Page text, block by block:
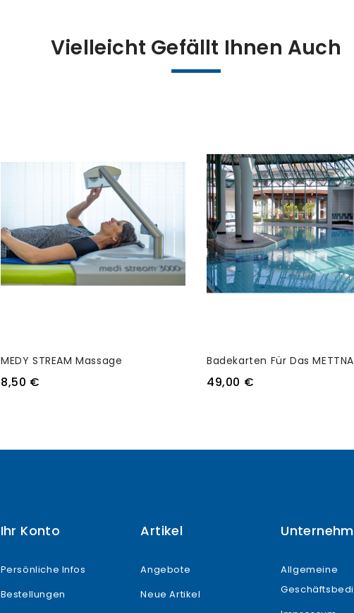
Vielleicht Gefällt Ihnen Auch
MEDY STREAM Massage
8,50 € 49,00 €
Ihr Konto
Persönliche Infos
Bestellungen
Artikel
Angebote
Neue Artikel
Allgemeine